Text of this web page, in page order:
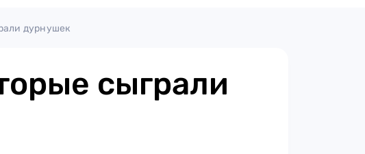
дурнушек
сыграли